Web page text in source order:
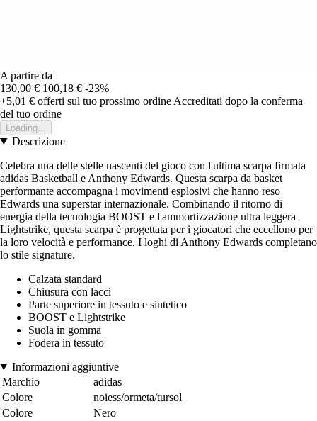
A partire da
130,00 € 100,18 € -23%
+5,01 € offerti sul tuo prossimo ordine Accreditati dopo la conferma
del tuo ordine
Loading...
Descrizione
Celebra una delle stelle nascenti del gioco con l'ultima scarpa firmata
adidas Basketball e Anthony Edwards. Questa scarpa da basket
performante accompagna i movimenti esplosivi che hanno reso
Edwards una superstar internazionale. Combinando il ritorno di
energia della tecnologia BOOST e l'ammortizzazione ultra leggera
Lightstrike, questa scarpa è progettata per i giocatori che eccellono per
la loro velocità e performance. I loghi di Anthony Edwards completano
lo stile signature.
Calzata standard
Chiusura con lacci
Parte superiore in tessuto e sintetico
BOOST e Lightstrike
Suola in gomma
Fodera in tessuto
Informazioni aggiuntive
Marchio
adidas
Colore
noiess/ormeta/tursol
Colore
Nero